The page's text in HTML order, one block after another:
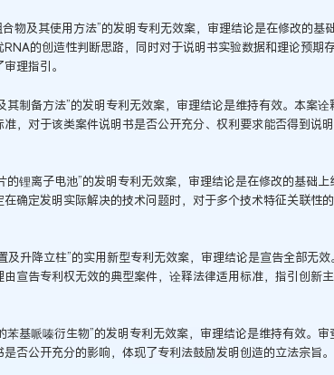
物及其使用方法”的发明专利无效案，审理结论是在修改的基
的创造性判断思路，同时对于说明书实验数据和理论预期存
理指引。
其制备方法”的发明专利无效案，审理结论是维持有效。本案诠
，对于该类案件说明书是否公开充分、权利要求能否得到说
的锂离子电池”的发明专利无效案，审理结论是在修改的基础
确定发明实际解决的技术问题时，对于多个技术特征关联性
及升降立柱”的实用新型专利无效案，审理结论是宣告全部无
宣告专利权无效的典型案件，诠释法律适用标准，指引创新
苯基哌嗪衍生物”的发明专利无效案，审理结论是维持有效。审
否公开充分的影响，体现了专利法鼓励发明创造的立法宗旨。